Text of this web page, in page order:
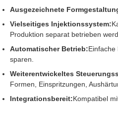
Ausgezeichnete
Vielseitiges Injektionssystem:
Produktion separat betrieben
Automatischer Betrieb:Einfache
sparen.
Weiterentwickeltes
Formen, Einspritzungen,
Integrationsbereit:Kompatibel